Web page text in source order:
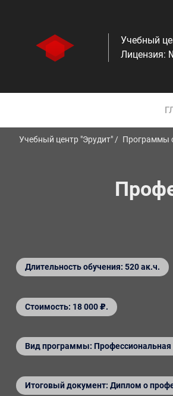
Учебный
Лицензия:
Учебный центр "Эрудит" Программы
Длительность обучения: 520 ак.ч.
Стоимость: 18 000 ₽.
Вид программы: Профессиональная
Итоговый документ: Диплом о